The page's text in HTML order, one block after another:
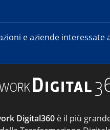
e aziende
Digital360 è il più